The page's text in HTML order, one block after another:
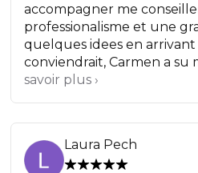
accompagner me
professionalisme et une
quelques idees en arrivant
conviendrait, Carmen a su
savoir plus ›
Laura Pech